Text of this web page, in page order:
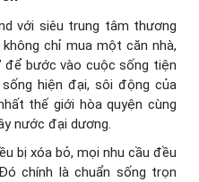
với siêu trung tâm thương
chỉ mua một căn nhà,
để bước vào cuộc sống tiện
hiện đại, sôi động của
thế giới hòa quyện cùng
nước đại dương.
bị xóa bỏ, mọi nhu cầu đều
chính là chuẩn sống trọn